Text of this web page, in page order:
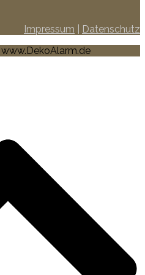
Impressum
Datenschutz